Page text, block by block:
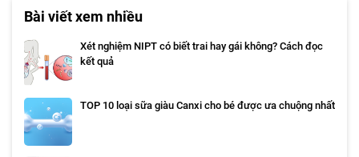
Bài viết xem nhiều
Xét nghiệm NIPT có biết trai hay gái không? Cách đọc
kết quả
TOP 10 loại sữa giàu Canxi cho bé được ưa chuộng nhất